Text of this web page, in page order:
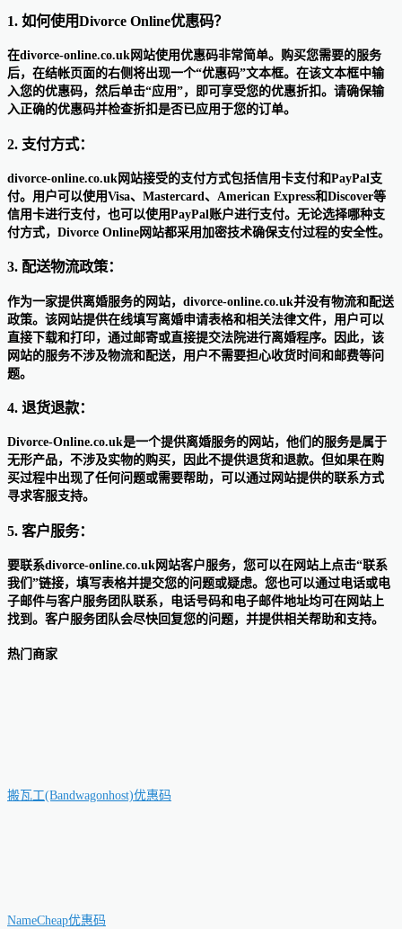
1. 如何使用Divorce Online优惠码？
在divorce-online.co.uk网站使用优惠码非常简单。购买您需要的服务
后，在结帐页面的右侧将出现一个“优惠码”文本框。在该文本框中输
入您的优惠码，然后单击“应用”，即可享受您的优惠折扣。请确保输
入正确的优惠码并检查折扣是否已应用于您的订单。
2. 支付方式：
divorce-online.co.uk网站接受的支付方式包括信用卡支付和PayPal支
付。用户可以使用Visa、Mastercard、American Express和Discover等
信用卡进行支付，也可以使用PayPal账户进行支付。无论选择哪种支
付方式，Divorce Online网站都采用加密技术确保支付过程的安全性。
3. 配送物流政策：
作为一家提供离婚服务的网站，divorce-online.co.uk并没有物流和配送
政策。该网站提供在线填写离婚申请表格和相关法律文件，用户可以
直接下载和打印，通过邮寄或直接提交法院进行离婚程序。因此，该
网站的服务不涉及物流和配送，用户不需要担心收货时间和邮费等问
题。
4. 退货退款：
Divorce-Online.co.uk是一个提供离婚服务的网站，他们的服务是属于
无形产品，不涉及实物的购买，因此不提供退货和退款。但如果在购
买过程中出现了任何问题或需要帮助，可以通过网站提供的联系方式
寻求客服支持。
5. 客户服务：
要联系divorce-online.co.uk网站客户服务，您可以在网站上点击“联系
我们”链接，填写表格并提交您的问题或疑虑。您也可以通过电话或电
子邮件与客户服务团队联系，电话号码和电子邮件地址均可在网站上
找到。客户服务团队会尽快回复您的问题，并提供相关帮助和支持。
热门商家
搬瓦工(Bandwagonhost)优惠码
NameCheap优惠码